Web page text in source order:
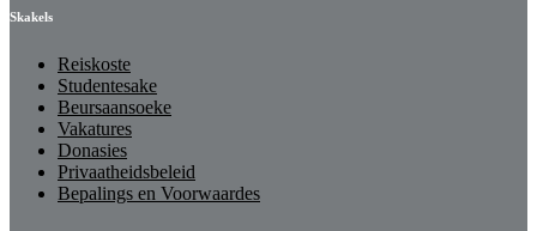
Skakels
Reiskoste
Studentesake
Beursaansoeke
Vakatures
Donasies
Privaatheidsbeleid
Bepalings en Voorwaardes